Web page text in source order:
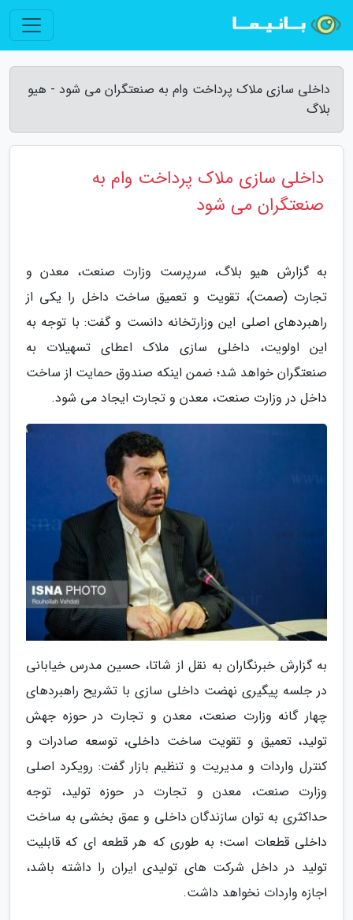
داخلی سازی ملاک پرداخت وام به صنعتگران می شود - هیو
بلاگ
داخلی سازی ملاک پرداخت وام به
صنعتگران می شود
به گزارش هیو بلاگ، سرپرست وزارت صنعت، معدن و
تجارت (صمت)، تقویت و تعمیق ساخت داخل را یکی از
راهبردهای اصلی این وزارتخانه دانست و گفت: با توجه به
این اولویت، داخلی سازی ملاک اعطای تسهیلات به
صنعتگران خواهد شد؛ ضمن اینکه صندوق حمایت از ساخت
داخل در وزارت صنعت، معدن و تجارت ایجاد می شود.
به گزارش خبرنگاران به نقل از شاتا، حسین مدرس خیابانی
در جلسه پیگیری نهضت داخلی سازی با تشریح راهبردهای
چهار گانه وزارت صنعت، معدن و تجارت در حوزه جهش
تولید، تعمیق و تقویت ساخت داخلی، توسعه صادرات و
کنترل واردات و مدیریت و تنظیم بازار گفت: رویکرد اصلی
وزارت صنعت، معدن و تجارت در حوزه تولید، توجه
حداکثری به توان سازندگان داخلی و عمق بخشی به ساخت
داخلی قطعات است؛ به طوری که هر قطعه ای که قابلیت
تولید در داخل شرکت های تولیدی ایران را داشته باشد،
اجازه واردات نخواهد داشت.